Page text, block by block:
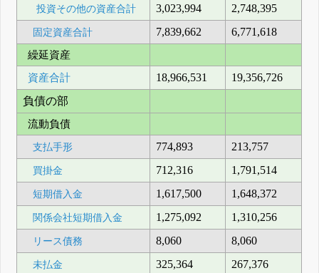
投資その他の資産合計 3,023,994 2,748,395
固定資産合計 7,839,662
6,771,618
繰延資産
資産合計
18,966,531
19,356,726
負債の部
流動負債
支払手形 774,893 213,757
買掛金 712,316 1,791,514
短期借入金 1,617,500 1,648,372
関係会社短期借入金 1,275,092 1,310,256
リース債務 8,060 8,060
未払金 325,364 267,376